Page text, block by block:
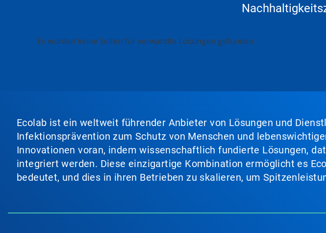
Dies
und
Zurück,
um
zu
navigieren,
oder
springen
Folien-
Es wurden keine Seiten für verwandte Lösungen gefunden.
Ecolab ist ein weltweit führender Anbieter von Lösungen und
Infektionsprävention zum Schutz von Menschen und
Innovationen voran, indem wissenschaftlich fundierte Lösungen,
integriert werden. Diese einzigartige Kombination ermöglicht es
bedeutet, und dies in ihren Betrieben zu skalieren, um